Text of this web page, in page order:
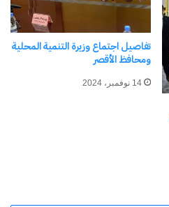
تفاصيل اجتماع وزيرة التنمية المحلية
ومحافظ الأقصر
14 نوفمبر، 2024